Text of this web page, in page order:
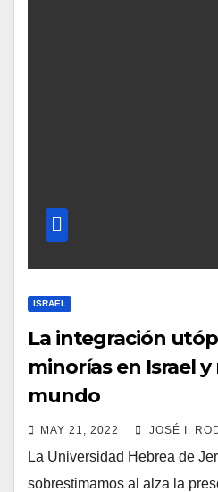
ISRAEL
La integración
minorías en Israel
mundo
MAY 21, 2022 JOSÉ I.
La Universidad Hebrea de
sobrestimamos al alza la